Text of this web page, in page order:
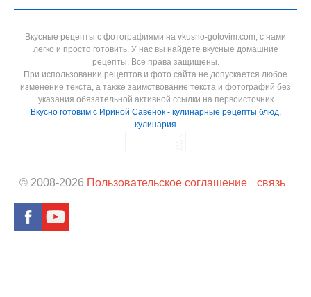
Вкусные рецепты с фотографиями на vkusno-gotovim.com, с нами
легко и просто готовить. У нас вы найдете вкусные домашние
рецепты. Все права защищены.
При использовании рецептов и фото сайта не допускается любое
изменение текста, а также заимствование текста и фотографий без
указания обязательной активной ссылки на первоисточник
Вкусно готовим с Ириной Савенок - кулинарные рецепты блюд,
кулинария
© 2008-2026 Пользовательское соглашение связь